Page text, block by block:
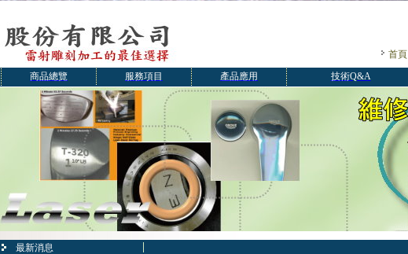
首頁
商品總覽 服務項目 產品應用 技術Q&A
最新消息